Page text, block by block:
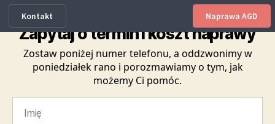
Kontakt Naprawa AGD